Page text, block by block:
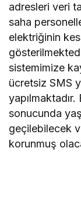
adresleri veri
saha
elektriğinin
sistemimize
ücretsiz SMS
sonucunda
geçilebilecek
korunmuş